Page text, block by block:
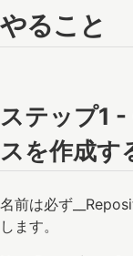
やること
ステップ1
スを作成す
名前は必ず
します。